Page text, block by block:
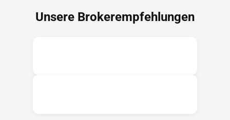
Unsere Brokerempfehlungen